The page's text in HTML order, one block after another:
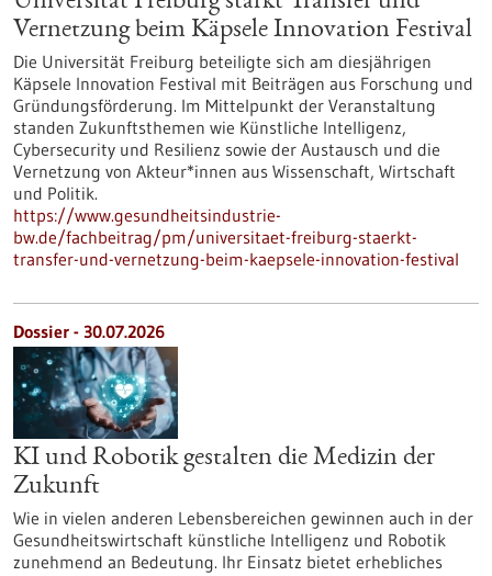
Vernetzung beim Käpsele Innovation Festival
Die Universität Freiburg beteiligte sich am diesjährigen
Käpsele Innovation Festival mit Beiträgen aus Forschung und
Gründungsförderung. Im Mittelpunkt der Veranstaltung
standen Zukunftsthemen wie Künstliche Intelligenz,
Cybersecurity und Resilienz sowie der Austausch und die
Vernetzung von Akteur*innen aus Wissenschaft, Wirtschaft
und Politik.
https://www.gesundheitsindustrie-
bw.de/fachbeitrag/pm/universitaet-freiburg-staerkt-
transfer-und-vernetzung-beim-kaepsele-innovation-festival
Dossier - 30.07.2026
KI und Robotik gestalten die Medizin der
Zukunft
Wie in vielen anderen Lebensbereichen gewinnen auch in der
Gesundheitswirtschaft künstliche Intelligenz und Robotik
zunehmend an Bedeutung. Ihr Einsatz bietet erhebliches